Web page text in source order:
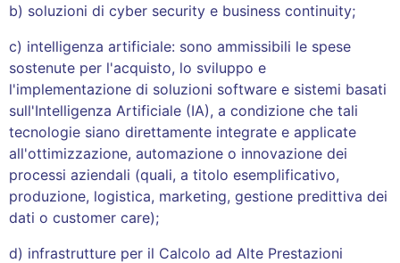
b) soluzioni di cyber security e business continuity;
c) intelligenza artificiale: sono ammissibili le spese
sostenute per l'acquisto, lo sviluppo e
l'implementazione di soluzioni software e sistemi basati
sull'Intelligenza Artificiale (IA), a condizione che tali
tecnologie siano direttamente integrate e applicate
all'ottimizzazione, automazione o innovazione dei
processi aziendali (quali, a titolo esemplificativo,
produzione, logistica, marketing, gestione predittiva dei
dati o customer care);
d) infrastrutture per il Calcolo ad Alte Prestazioni